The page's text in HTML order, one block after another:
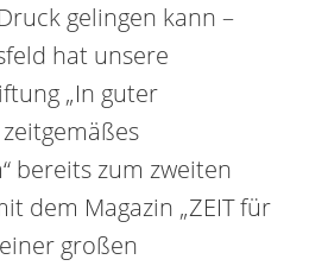
gelingen kann –
hat unsere
„In guter
bereits zum zweiten
dem Magazin „ZEIT für
großen